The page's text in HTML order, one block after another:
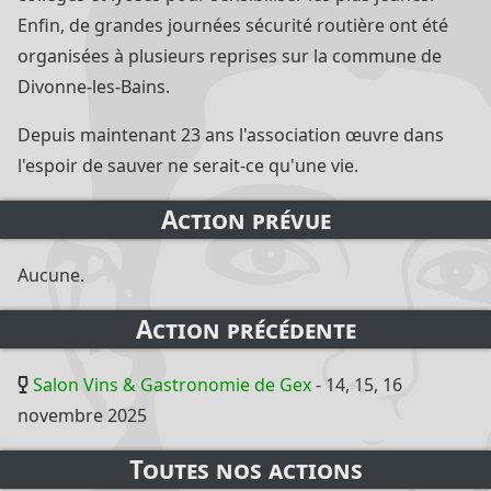
Enfin, de grandes journées sécurité routière ont été
organisées à plusieurs reprises sur la commune de
Divonne-les-Bains.
Depuis maintenant 23 ans l'association œuvre dans
l'espoir de sauver ne serait-ce qu'une vie.
Action prévue
Aucune.
Action précédente
Salon Vins & Gastronomie de Gex- 14, 15, 16
novembre 2025
Toutes nos actions